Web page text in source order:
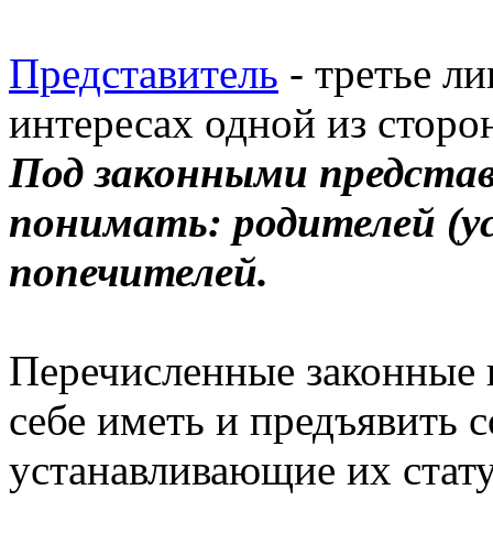
Представитель - третье
интересах одной из
Под законными
понимать: родителей
попечителей.
Перечисленные законные
себе иметь и предъявить
устанавливающие их